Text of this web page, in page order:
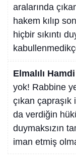
aralarında
hakem kılıp
hiçbir sıkıntı
Elmalılı
yok! Rabbine
çıkan
da verdiğin
duymaksızın
iman etmiş